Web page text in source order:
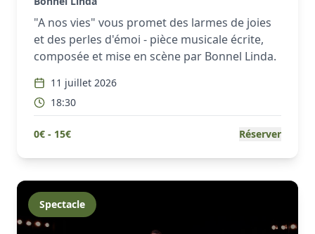
"A nos vies" vous promet des larmes de joies
et des perles d'émoi - pièce musicale écrite,
composée et mise en scène par Bonnel Linda.
11 juillet 2026
18:30
0€ - 15€ Réserver
Spectacle